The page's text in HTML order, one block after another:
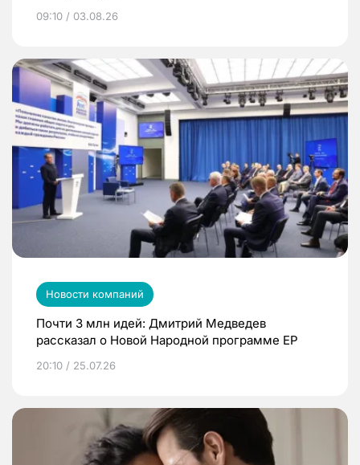
09:10 / 03.08.26
Новости компаний
Почти 3 млн идей: Дмитрий Медведев
рассказал о Новой Народной программе ЕР
20:10 / 25.07.26